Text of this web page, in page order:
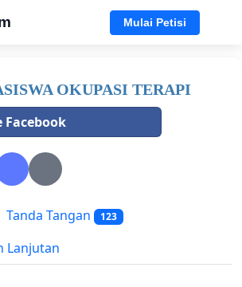
Mulai Petisi
OKUPASI TERAPI
Facebook
Tanda Tangan 123
Lanjutan